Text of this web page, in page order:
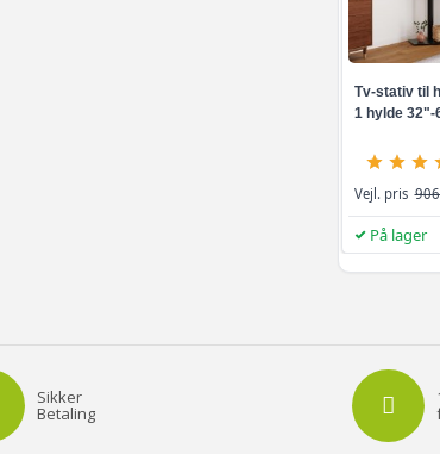
Tv-stativ til
1 hylde 32"-
Vejl. pris
På lager
Sikker
Betaling